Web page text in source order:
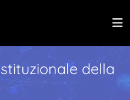
della